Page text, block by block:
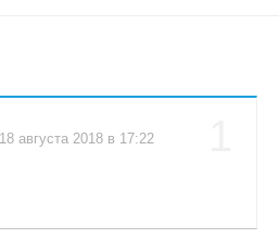
18 августа 2018 в 17:22